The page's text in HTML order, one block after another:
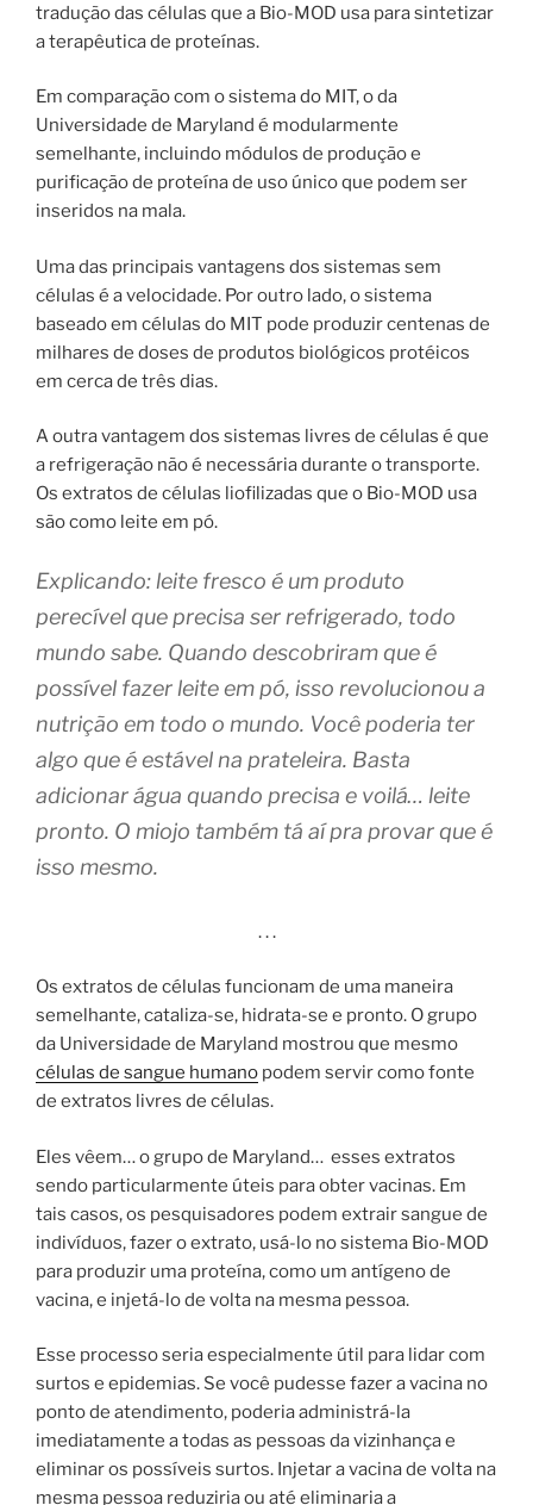
tradução das células que a Bio-MOD usa para sintetizar
a terapêutica de proteínas.
Em comparação com o sistema do MIT, o da
Universidade de Maryland é modularmente
semelhante, incluindo módulos de produção e
purificação de proteína de uso único que podem ser
inseridos na mala.
Uma das principais vantagens dos sistemas sem
células é a velocidade. Por outro lado, o sistema
baseado em células do MIT pode produzir centenas de
milhares de doses de produtos biológicos protéicos
em cerca de três dias.
A outra vantagem dos sistemas livres de células é que
a refrigeração não é necessária durante o transporte.
Os extratos de células liofilizadas que o Bio-MOD usa
são como leite em pó.
Explicando: leite fresco é um produto
perecível que precisa ser refrigerado, todo
mundo sabe. Quando descobriram que é
possível fazer leite em pó, isso revolucionou a
nutrição em todo o mundo. Você poderia ter
algo que é estável na prateleira. Basta
adicionar água quando precisa e voilá… leite
pronto. O miojo também tá aí pra provar que é
isso mesmo.
. . .
Os extratos de células funcionam de uma maneira
semelhante, cataliza-se, hidrata-se e pronto. O grupo
da Universidade de Maryland mostrou que mesmo
células de sangue humano podem servir como fonte
de extratos livres de células.
Eles vêem… o grupo de Maryland… esses extratos
sendo particularmente úteis para obter vacinas. Em
tais casos, os pesquisadores podem extrair sangue de
indivíduos, fazer o extrato, usá-lo no sistema Bio-MOD
para produzir uma proteína, como um antígeno de
vacina, e injetá-lo de volta na mesma pessoa.
Esse processo seria especialmente útil para lidar com
surtos e epidemias. Se você pudesse fazer a vacina no
ponto de atendimento, poderia administrá-la
imediatamente a todas as pessoas da vizinhança e
eliminar os possíveis surtos. Injetar a vacina de volta na
mesma pessoa reduziria ou até eliminaria a